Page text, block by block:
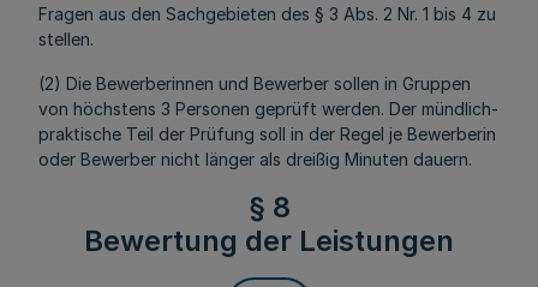
Fragen aus den Sachgebieten des § 3 Abs. 2 Nr. 1 bis 4 zu
stellen.
(2) Die Bewerberinnen und Bewerber sollen in Gruppen
von höchstens 3 Personen geprüft werden. Der mündlich-
praktische Teil der Prüfung soll in der Regel je Bewerberin
oder Bewerber nicht länger als dreißig Minuten dauern.
§ 8
Bewertung der Leistungen